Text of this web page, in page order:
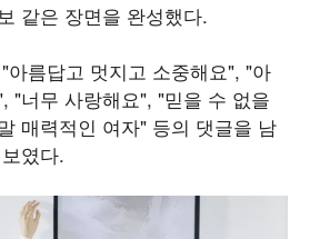
같은 장면을 완성했다.
아름답고 멋지고 소중해요", "아
"너무 사랑해요", "믿을 수 없을
매력적인 여자" 등의 댓글을 남
였다.